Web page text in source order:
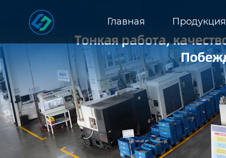
Главная Продукция